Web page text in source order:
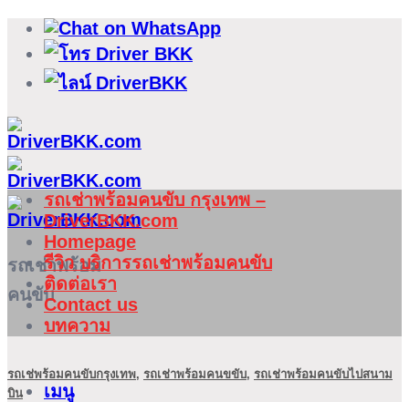
ข้าม
เนื้อหา
รถเช่าพร้อม
คนขับ
เมนู
รถเช่าพร้อมคนขับ กรุงเทพ –
DriverBKK.com
Homepage
รีวิว บริการรถเช่าพร้อมคนขับ
ติดต่อเรา
Contact us
บทความ
รถเช่พร้อมคนขับกรุงเทพ, รถเช่าพร้อมคนขขับ, รถเช่าพร้อมคนขับไปสนาม
บิน